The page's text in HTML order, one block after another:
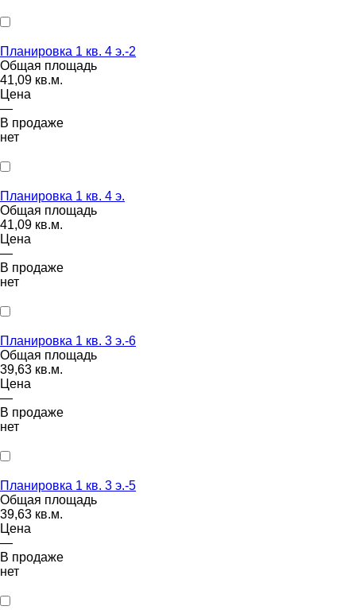
Планировка 1 кв. 4 э.-2
Общая площадь
41,09 кв.м.
Цена
—
В продаже
нет
Планировка 1 кв. 4 э.
Общая площадь
41,09 кв.м.
Цена
—
В продаже
нет
Планировка 1 кв. 3 э.-6
Общая площадь
39,63 кв.м.
Цена
—
В продаже
нет
Планировка 1 кв. 3 э.-5
Общая площадь
39,63 кв.м.
Цена
—
В продаже
нет